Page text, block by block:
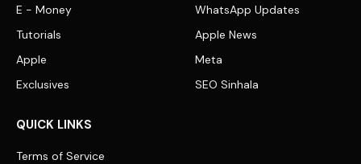
E - Money
Tutorials
Apple
Exclusives
WhatsApp Updates
Apple News
Meta
SEO Sinhala
QUICK LINKS
Terms of Service